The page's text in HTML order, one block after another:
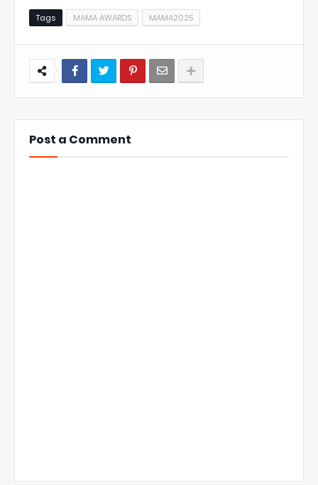
Tags MAMA AWARDS MAMA2025
Post a Comment